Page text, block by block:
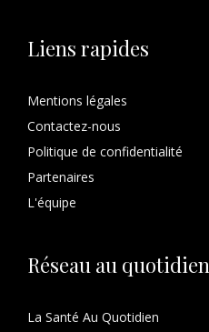
Liens rapides
Mentions légales
Contactez-nous
Politique de confidentialité
Partenaires
L'équipe
Réseau au quotidien
La Santé Au Quotidien